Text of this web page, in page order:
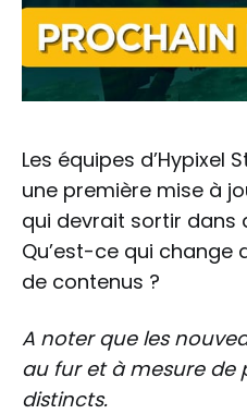
Les équipes d’Hypixel
une première mise à
qui devrait sortir dans
Qu’est-ce qui change
de contenus ?
A noter que les
au fur et à mesure de
distincts.